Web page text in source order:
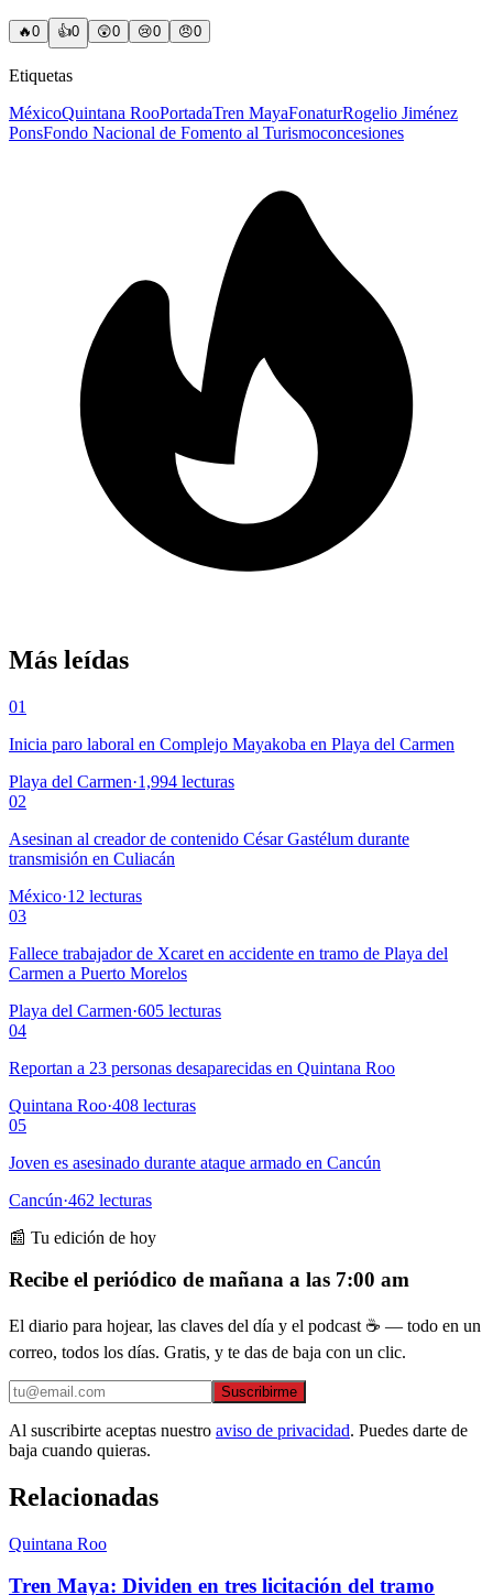
🔥0 👍0 😲0 😢0 😠0
Etiquetas
MéxicoQuintana RooPortadaTren MayaFonaturRogelio Jiménez
PonsFondo Nacional de Fomento al Turismoconcesiones
Más leídas
01
Inicia paro laboral en Complejo Mayakoba en Playa del Carmen
Playa del Carmen·1,994 lecturas
02
Asesinan al creador de contenido César Gastélum durante
transmisión en Culiacán
México·12 lecturas
03
Fallece trabajador de Xcaret en accidente en tramo de Playa del
Carmen a Puerto Morelos
Playa del Carmen·605 lecturas
04
Reportan a 23 personas desaparecidas en Quintana Roo
Quintana Roo·408 lecturas
05
Joven es asesinado durante ataque armado en Cancún
Cancún·462 lecturas
📰 Tu edición de hoy
Recibe el periódico de mañana a las 7:00 am
El diario para hojear, las claves del día y el podcast ☕ — todo en un
correo, todos los días. Gratis, y te das de baja con un clic.
Suscribirme
Al suscribirte aceptas nuestro aviso de privacidad. Puedes darte de
baja cuando quieras.
Relacionadas
Quintana Roo
Tren Maya: Dividen en tres licitación del tramo